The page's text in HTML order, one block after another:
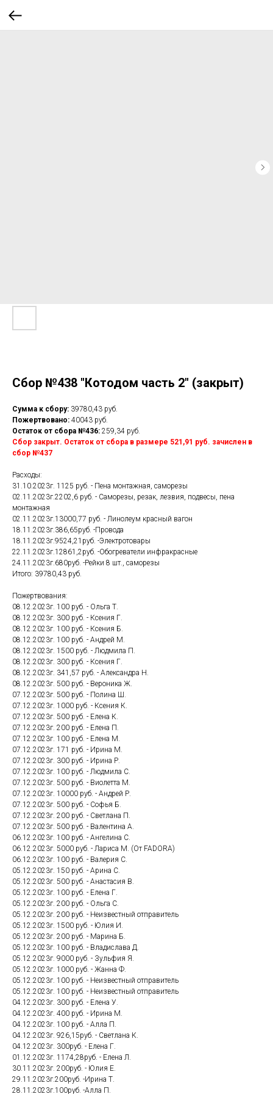
Сбор №438 "Котодом часть 2" (закрыт)
Сумма к сбору: 39780,43 руб.
Пожертвовано: 40043 руб.
Остаток от сбора №436: 259,34 руб.
Сбор закрыт. Остаток от сбора в размере 521,91 руб. зачислен в
сбор №437
Расходы:
31.10.2023г. 1125 руб. - Пена монтажная, саморезы
02.11.2023г.2202,6 руб. - Саморезы, резак, лезвия, подвесы, пена
монтажная
02.11.2023г.13000,77 руб. - Линолеум красный вагон
18.11.2023г.386,65руб. -Провода
18.11.2023г.9524,21руб. -Электротовары
22.11.2023г.12861,2руб. -Обогреватели инфракрасные
24.11.2023г.680руб. -Рейки 8 шт., саморезы
Итого: 39780,43 руб.
Пожертвования:
08.12.2023г. 100 руб. - Ольга Т.
08.12.2023г. 300 руб. - Ксения Г.
08.12.2023г. 100 руб. - Ксения Б.
08.12.2023г. 100 руб. - Андрей М.
08.12.2023г. 1500 руб. - Людмила П.
08.12.2023г. 300 руб. - Ксения Г.
08.12.2023г. 341,57 руб. - Александра Н.
08.12.2023г. 500 руб. - Вероника Ж.
07.12.2023г. 500 руб. - Полина Ш.
07.12.2023г. 1000 руб. - Ксения К.
07.12.2023г. 500 руб. - Елена К.
07.12.2023г. 200 руб. - Елена П.
07.12.2023г. 100 руб. - Елена М.
07.12.2023г. 171 руб. - Ирина М.
07.12.2023г. 300 руб. - Ирина Р.
07.12.2023г. 100 руб. - Людмила С.
07.12.2023г. 500 руб. - Виолетта М.
07.12.2023г. 10000 руб. - Андрей Р.
07.12.2023г. 500 руб. - Софья Б.
07.12.2023г. 200 руб. - Светлана П.
07.12.2023г. 500 руб. - Валентина А.
06.12.2023г. 100 руб. - Ангелина С.
06.12.2023г. 5000 руб. - Лариса М. (От FADORA)
06.12.2023г. 100 руб. - Валерия С.
05.12.2023г. 150 руб. - Арина С.
05.12.2023г. 500 руб. - Анастасия В.
05.12.2023г. 100 руб. - Елена Г.
05.12.2023г. 200 руб. - Ольга С.
05.12.2023г. 200 руб. - Неизвестный отправитель
05.12.2023г. 1500 руб. - Юлия И.
05.12.2023г. 200 руб. - Марина Б.
05.12.2023г. 100 руб. - Владислава Д.
05.12.2023г. 9000 руб. - Зульфия Я.
05.12.2023г. 1000 руб. - Жанна Ф.
05.12.2023г. 100 руб. - Неизвестный отправитель
05.12.2023г. 100 руб. - Неизвестный отправитель
04.12.2023г. 300 руб. - Елена У.
04.12.2023г. 400 руб. - Ирина М.
04.12.2023г. 100 руб. - Алла П.
04.12.2023г. 926,15руб. - Светлана К.
04.12.2023г. 300руб. - Елена Г.
01.12.2023г. 1174,28руб. - Елена Л.
30.11.2023г. 200руб. - Юлия Е.
29.11.2023г.200руб. -Ирина Т.
28.11.2023г.100руб. -Алла П.